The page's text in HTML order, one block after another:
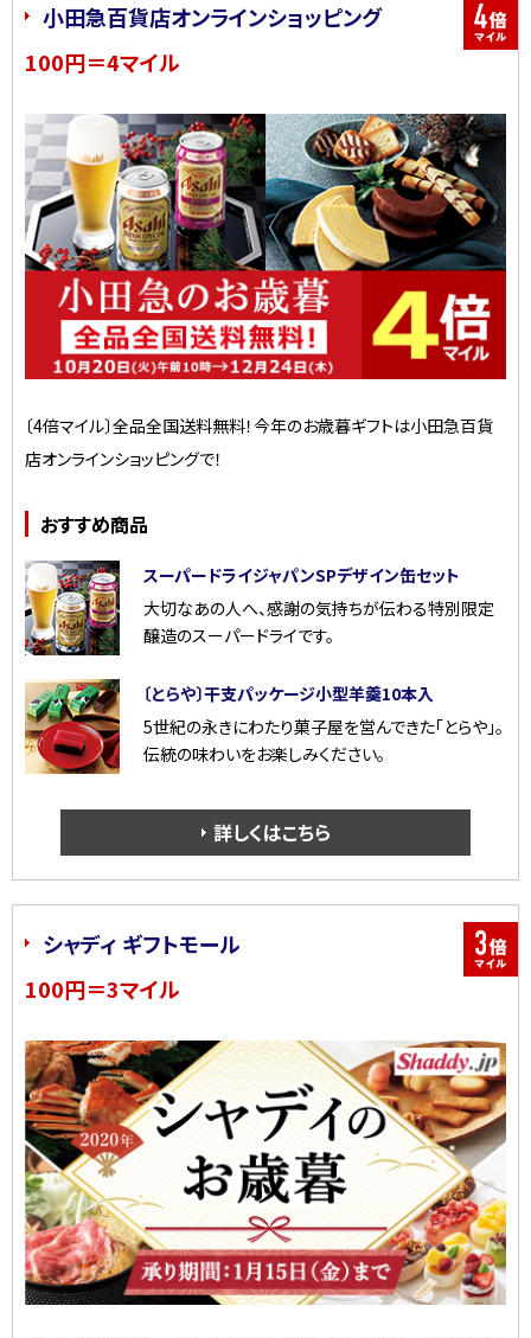
小田急百貨店オンラインショッピング
100円＝4マイル
〔4倍マイル〕全品全国送料無料！今年のお歳暮ギフトは小田急百貨
店オンラインショッピングで！
おすすめ商品
スーパードライジャパンSPデザイン缶セット
大切なあの人へ、感謝の気持ちが伝わる特別限定
醸造のスーパードライです。
〔とらや〕干支パッケージ小型羊羹10本入
5世紀の永きにわたり菓子屋を営んできた「とらや」。
伝統の味わいをお楽しみください。
詳しくはこちら
シャディ ギフトモール
100円＝3マイル